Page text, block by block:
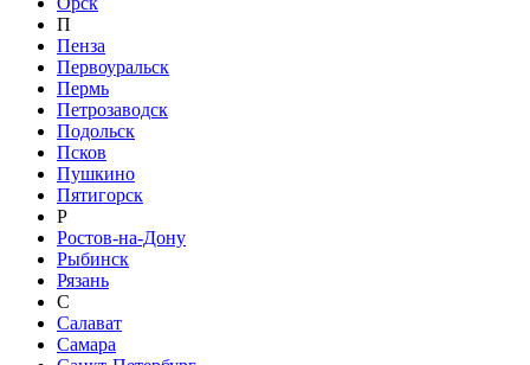
П
Пенза
Первоуральск
Пермь
Петрозаводск
Подольск
Псков
Пушкино
Пятигорск
Р
Ростов-на-Дону
Рыбинск
Рязань
С
Салават
Самара